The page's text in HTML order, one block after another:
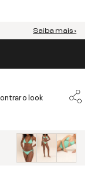
Saiba mais ›
o look